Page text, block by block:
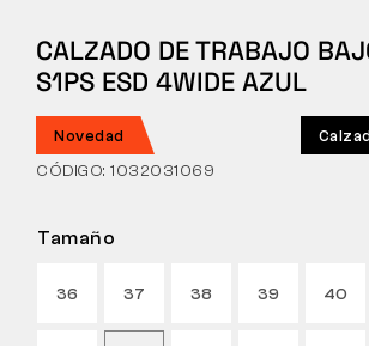
SOBRE NOSOTROS
LABORATORIO BENNON
DEVOLUCIONES
CALZADO DE TRABAJO
S1PS ESD 4WIDE AZUL
Novedad
CÓDIGO: 1032031069
Tamaño
36 37 38 39 40